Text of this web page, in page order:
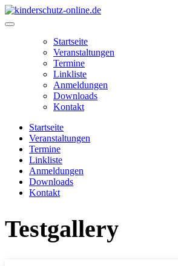
Zum
Inhalt
Main
Startseite
Veranstaltungen
Termine
Linkliste
Anmeldungen
Downloads
Kontakt
Startseite
Veranstaltungen
Termine
Linkliste
Anmeldungen
Downloads
Kontakt
Testgallery